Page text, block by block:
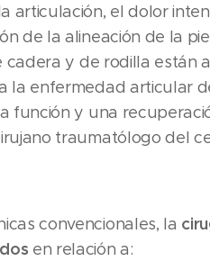
articulación, el dolor
de la alineación de la
cadera y de rodilla están
la enfermedad articular
función y una
traumatólogo del
convencionales, la
en relación a: